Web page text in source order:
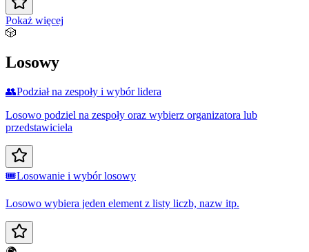
Pokaż więcej
🎲
Losowy
👥Podział na zespoły i wybór lidera
Losowo podziel na zespoły oraz wybierz organizatora lub
przedstawiciela
🎟️Losowanie i wybór losowy
Losowo wybiera jeden element z listy liczb, nazw itp.